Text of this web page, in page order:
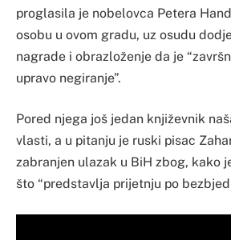
proglasila je nobelovca Petera
osobu u ovom gradu, uz osudu
nagrade i obrazloženje da je
upravo negiranje”.
Pored njega još jedan književnik
vlasti, a u pitanju je ruski pisac
zabranjen ulazak u BiH zbog, kako
što “predstavlja prijetnju po